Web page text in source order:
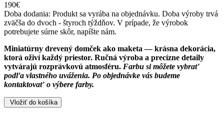
190€
Doba dodania: Produkt sa vyrába na objednávku. Doba výroby trvá
zväčša do dvoch - štyroch týždňov. V prípade, že výrobok
potrebujete súrne skôr, napíšte nám.
Miniatúrny drevený domček ako maketa — krásna dekorácia,
ktorá oživí každý priestor. Ručná výroba a precízne detaily
vytvárajú rozprávkovú atmosféru. Farbu si môžete vybrať
podľa vlastného uváženia. Po objednávke vás budeme
kontaktovať o výbere farby.
Vložiť do košíka